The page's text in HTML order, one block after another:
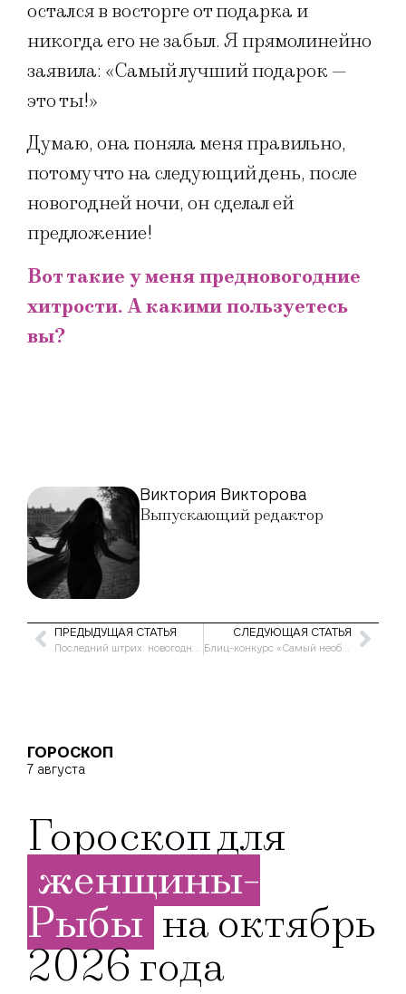
остался в восторге от подарка и
никогда его не забыл. Я прямолинейно
заявила: «Самый лучший подарок —
это ты!»
Думаю, она поняла меня правильно,
потому что на следующий день, после
новогодней ночи, он сделал ей
предложение!
Вот такие у меня предновогодние
хитрости. А какими пользуетесь
вы?
Виктория Викторова
Выпускающий редактор
ПРЕДЫДУЩАЯ СТАТЬЯ
Последний штрих: новогодний макияж
СЛЕДУЮЩАЯ СТАТЬЯ
Блиц-конкурс «Самый необычный продуктовый шопинг»
ГОРОСКОП
7 августа
Гороскоп для
женщины-
Рыбы на октябрь
2026 года